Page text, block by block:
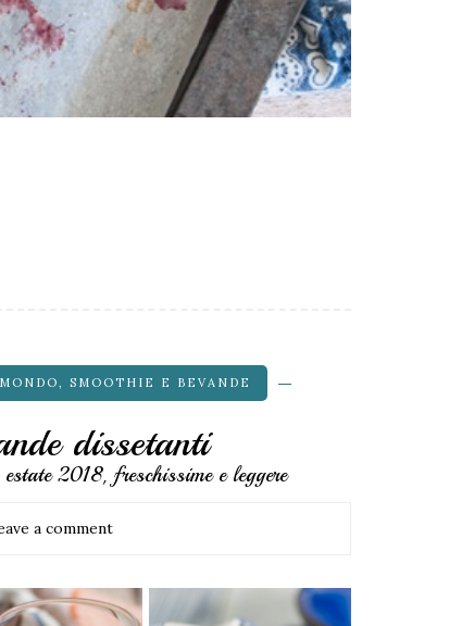
, SMOOTHIE E BEVANDE
dissetanti
2018, freschissime e leggere
a comment